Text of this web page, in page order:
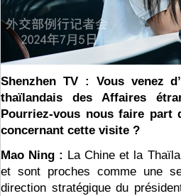
Shenzhen TV : Vous venez
thaïlandais des Affaires
Pourriez-vous nous faire part
concernant cette visite ?
Mao Ning : La Chine et la
et sont proches comme une
direction stratégique du